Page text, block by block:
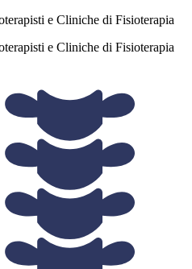
e Cliniche di Fisioterapia
e Cliniche di Fisioterapia